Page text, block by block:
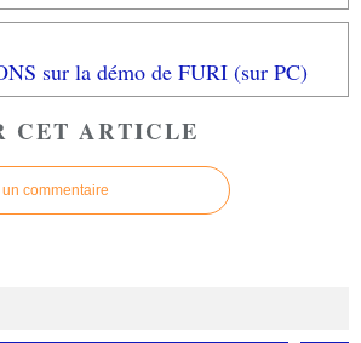
sur la démo de FURI (sur PC)
CET ARTICLE
commentaire